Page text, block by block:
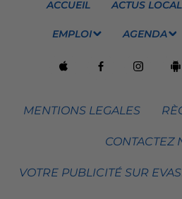
ACCUEIL ACTUS
EMPLOI AGENDA
MENTIONS LEGALES
CONTACTEZ
VOTRE PUBLICITÉ SUR